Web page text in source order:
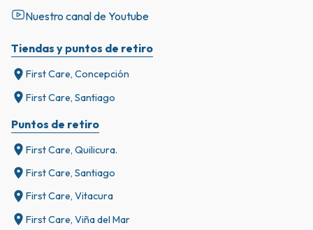
Tiendas y puntos de retiro
First Care, Concepción
First Care, Santiago
Puntos de retiro
First Care, Quilicura.
First Care, Santiago
First Care, Vitacura
First Care, Viña del Mar
Nuestro canal de Youtube